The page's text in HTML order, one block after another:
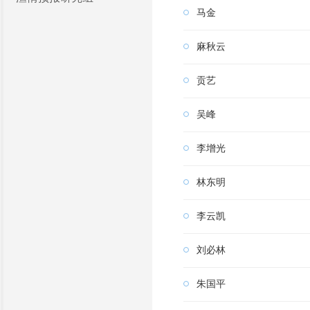
马金
麻秋云
贡艺
吴峰
李增光
林东明
李云凯
刘必林
朱国平